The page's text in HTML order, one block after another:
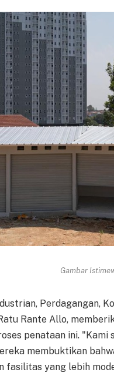
Gambar
Perdagangan,
Rante Allo,
penataan ini.
membuktikan
fasilitas yang lebih